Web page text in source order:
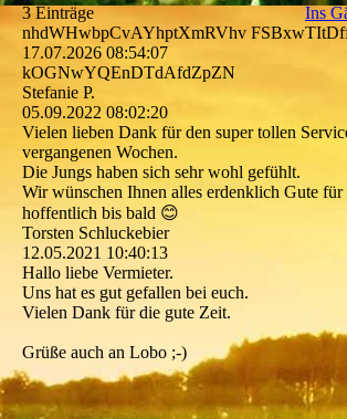
3 Einträge
Ins
nhdWHwbpCvAYhptXmRVhv
17.07.2026 08:54:07
kOGNwYQEnDTdAfdZpZN
Stefanie P.
05.09.2022 08:02:20
Vielen lieben Dank für den super tollen
vergangenen Wochen.
Die Jungs haben sich sehr wohl gefühlt.
Wir wünschen Ihnen alles erdenklich Gute
hoffentlich bis bald 😊
Torsten Schluckebier
12.05.2021 10:40:13
Hallo liebe Vermieter.
Uns hat es gut gefallen bei euch.
Vielen Dank für die gute Zeit.
Grüße auch an Lobo ;-)